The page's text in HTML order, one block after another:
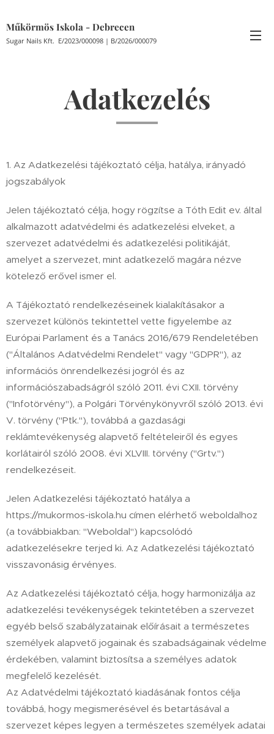
Műkörmös Iskola - Debrecen
Sugar Nails Kft. E/2023/000098 | B/2026/000079
Adatkezelés
1. Az Adatkezelési tájékoztató célja, hatálya, irányadó
jogszabályok
Jelen tájékoztató célja, hogy rögzítse a Tóth Edit ev. által
alkalmazott adatvédelmi és adatkezelési elveket, a
szervezet adatvédelmi és adatkezelési politikáját,
amelyet a szervezet, mint adatkezelő magára nézve
kötelező erővel ismer el.
A Tájékoztató rendelkezéseinek kialakításakor a
szervezet különös tekintettel vette figyelembe az
Európai Parlament és a Tanács 2016/679 Rendeletében
("Általános Adatvédelmi Rendelet" vagy "GDPR"), az
információs önrendelkezési jogról és az
információszabadságról szóló 2011. évi CXII. törvény
("Infotörvény"), a Polgári Törvénykönyvről szóló 2013. évi
V. törvény ("Ptk."), továbbá a gazdasági
reklámtevékenység alapvető feltételeiről és egyes
korlátairól szóló 2008. évi XLVIII. törvény ("Grtv.")
rendelkezéseit.
Jelen Adatkezelési tájékoztató hatálya a
https://mukormos-iskola.hu címen elérhető weboldalhoz
(a továbbiakban: "Weboldal") kapcsolódó
adatkezelésekre terjed ki. Az Adatkezelési tájékoztató
visszavonásig érvényes.
Az Adatkezelési tájékoztató célja, hogy harmonizálja az
adatkezelési tevékenységek tekintetében a szervezet
egyéb belső szabályzatainak előírásait a természetes
személyek alapvető jogainak és szabadságainak védelme
érdekében, valamint biztosítsa a személyes adatok
megfelelő kezelését.
Az Adatvédelmi tájékoztató kiadásának fontos célja
továbbá, hogy megismerésével és betartásával a
szervezet képes legyen a természetes személyek adatai